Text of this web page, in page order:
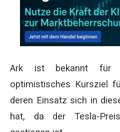
Ark ist bekannt für
optimistisches Kursziel
deren Einsatz sich in
hat, da der Tesla-